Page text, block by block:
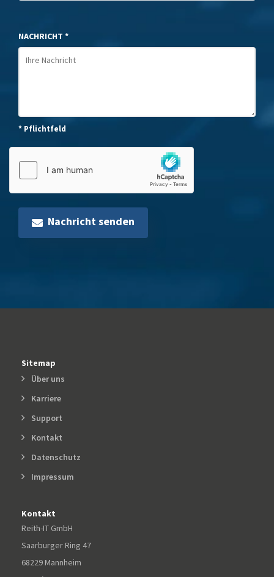
NACHRICHT *
* Pflichtfeld
Nachricht senden
Sitemap
Über uns
Karriere
Support
Kontakt
Datenschutz
Impressum
Kontakt
Reith-IT GmbH
Saarburger Ring 47
68229 Mannheim